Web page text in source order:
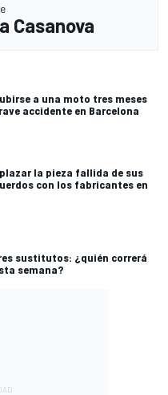
Casanova
a una moto tres meses
accidente en Barcelona
la pieza fallida de sus
con los fabricantes en
sustitutos: ¿quién correrá
semana?